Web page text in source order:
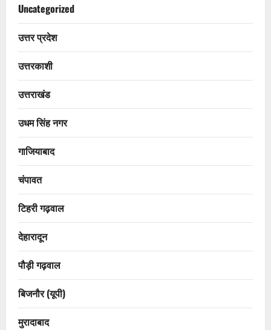
Uncategorized
उत्तर प्रदेश
उत्तरकाशी
उत्तराखंड
उधम सिंह नगर
गाजियाबाद
चंपावत
टिहरी गढ़वाल
देहारादून
पौड़ी गढ़वाल
बिजनौर (यूपी)
मुरादाबाद